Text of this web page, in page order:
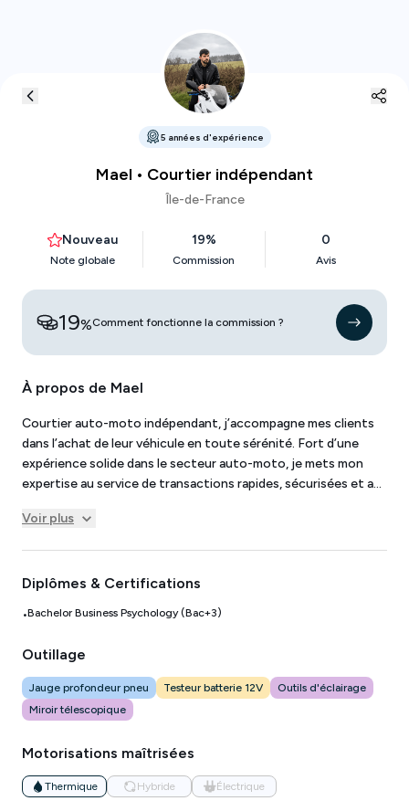
5 années d'expérience
Mael • Courtier indépendant
Île-de-France
Nouveau
Note globale
19%
Commission
0
Avis
19%Comment fonctionne la commission ?
À propos de Mael
Courtier auto-moto indépendant, j’accompagne mes clients
dans l’achat de leur véhicule en toute sérénité. Fort d’une
expérience solide dans le secteur auto-moto, je mets mon
expertise au service de transactions rapides, sécurisées et au
temps et vous éviter les mauvaises suprises. À l’écoute,
Professionnel et engagé, je vous accompagne à chaque étape
Voir plus
Diplômes & Certifications
•Bachelor Business Psychology (Bac+3)
Outillage
Jauge profondeur pneu Testeur batterie 12V
Outils d'éclairage
Miroir télescopique
Motorisations maîtrisées
Thermique Hybride Électrique